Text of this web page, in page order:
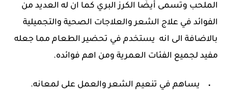
الملحب وتسمى أيضًا الكرز البري كما ان له العديد من
الفوائد في علاج الشعر والعلاجات الصحية والتجميلية
بالاضافة الى انه يستخدم في تحضير الطعام مما جعله
مفيد لجميع الفئات العمرية ومن اهم فوائده.
يساهم في تنعيم الشعر والعمل على لمعانه.